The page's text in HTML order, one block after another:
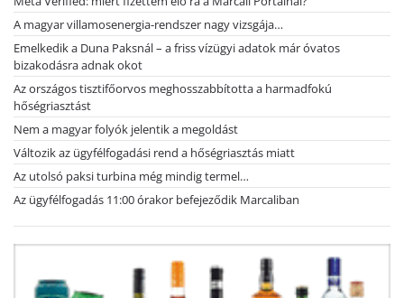
A magyar villamosenergia-rendszer nagy vizsgája…
Emelkedik a Duna Paksnál – a friss vízügyi adatok már óvatos
bizakodásra adnak okot
Az országos tisztifőorvos meghosszabbította a harmadfokú
hőségriasztást
Nem a magyar folyók jelentik a megoldást
Változik az ügyfélfogadási rend a hőségriasztás miatt
Az utolsó paksi turbina még mindig termel…
Az ügyfélfogadás 11:00 órakor befejeződik Marcaliban